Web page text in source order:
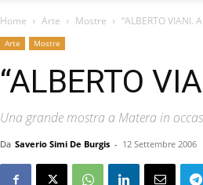
Home Arte Mostre “ALBERTO VIANI.
Arte Mostre
“ALBERTO
Una grande mostra a Matera in
Da Saverio Simi De Burgis - 12 Settembre 2006